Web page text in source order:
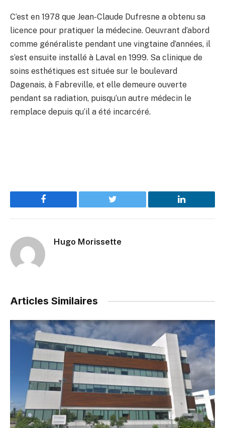
C’est en 1978 que Jean-Claude Dufresne a obtenu sa
licence pour pratiquer la médecine. Oeuvrant d’abord
comme généraliste pendant une vingtaine d’années, il
s’est ensuite installé à Laval en 1999. Sa clinique de
soins esthétiques est située sur le boulevard
Dagenais, à Fabreville, et elle demeure ouverte
pendant sa radiation, puisqu’un autre médecin le
remplace depuis qu’il a été incarcéré.
Facebook Twitter LinkedIn
Hugo Morissette
Articles Similaires